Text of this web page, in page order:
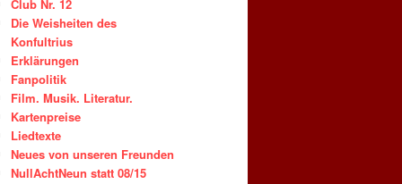
Club Nr. 12
Die Weisheiten des
Konfultrius
Erklärungen
Fanpolitik
Film. Musik. Literatur.
Kartenpreise
Liedtexte
Neues von unseren Freunden
NullAchtNeun statt 08/15